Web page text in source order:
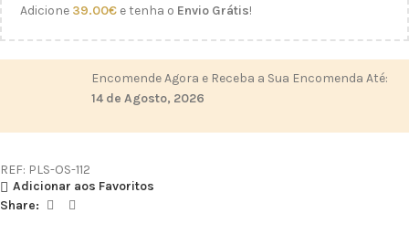
Adicione 39.00€ e tenha o Envio Grátis!
Encomende Agora e Receba a Sua Encomenda Até:
14 de Agosto, 2026
REF: PLS-OS-112
Adicionar aos Favoritos
Share: